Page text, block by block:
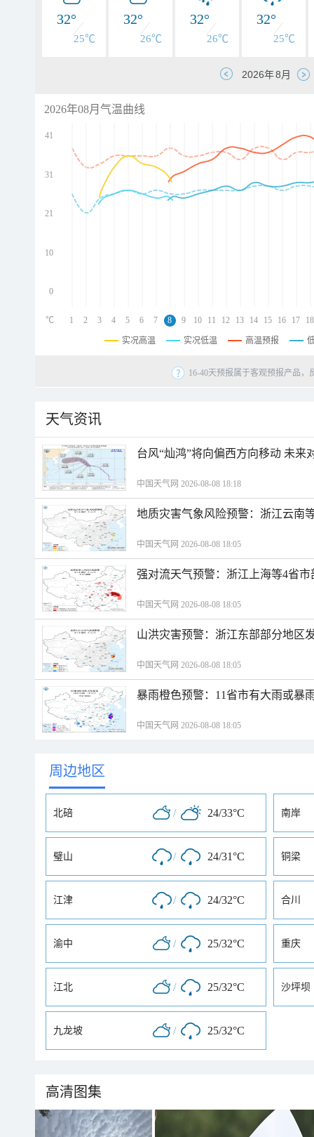
32°
25℃
32°
26℃
32°
26℃
32°
25℃
2026年08月气温曲线
41
31
21
10
0
1 2 3 4 5 6 7 8 9 10 11 12 13 14 15 16 17 18
℃
实况高温 实况低温 高温预报
16-40天预报属于客观预报产品
天气资讯
台风“灿鸿”将向偏西方向移动 未来
中国天气网 2026-08-08 18:18
地质灾害气象风险预警：浙江云南
中国天气网 2026-08-08 18:05
强对流天气预警：浙江上海等4省
中国天气网 2026-08-08 18:05
山洪灾害预警：浙江东部部分地区
中国天气网 2026-08-08 18:05
暴雨橙色预警：11省市有大雨或暴
中国天气网 2026-08-08 18:05
周边地区
北碚 / 24/33°C 南岸
璧山 / 24/31°C 铜梁
江津 / 24/32°C 合川
渝中 / 25/32°C 重庆
江北 / 25/32°C 沙坪坝
九龙坡 / 25/32°C
高清图集